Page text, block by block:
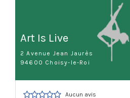
Art Is Live
2 Avenue Jean Jaurès
94600 Choisy-le-Roi
Aucun avis